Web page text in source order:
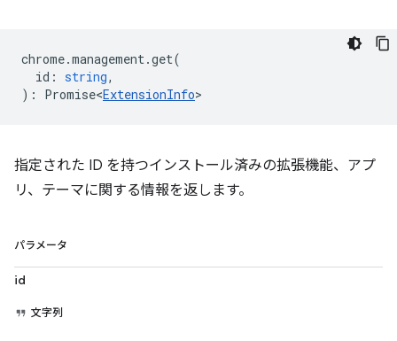
chrome.management.get(
id : string,
) : Promise<ExtensionInfo>
指定された ID を持つインストール済みの拡張機能、アプ
リ、テーマに関する情報を返します。
パラメータ
id
文字列